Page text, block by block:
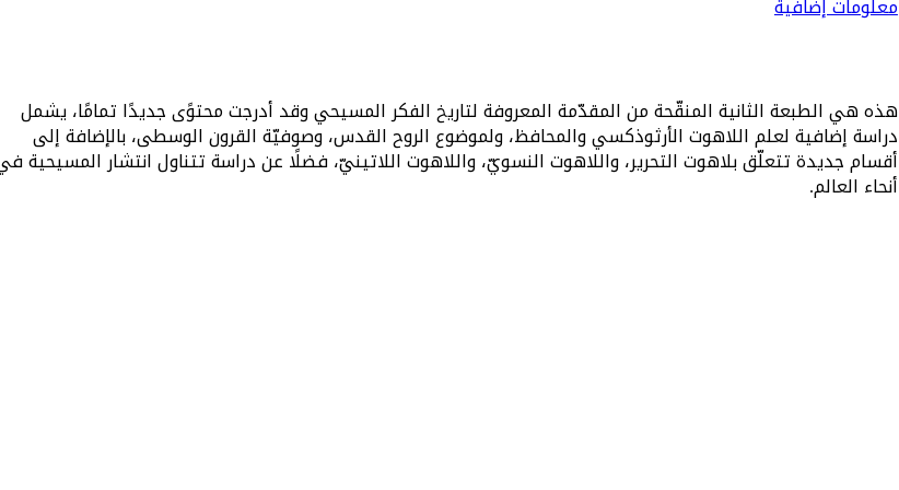
معلومات إضافية
هذه هي الطبعة الثانية المنقّحة من المقدّمة المعروفة لتاريخ الفكر المسيحي وقد أدرجت محتوًى جديدًا تمامًا، يشمل
دراسة إضافية لعلم اللاهوت الأرثوذكسي والمحافظ، ولموضوع الروح القدس، وصوفيّة القرون الوسطى، بالإضافة إلى
أقسام جديدة تتعلّق بلاهوت التحرير، واللاهوت النسويّ، واللاهوت اللاتينيّ، فضلًا عن دراسة تتناول انتشار المسيحية
أنحاء العالم.